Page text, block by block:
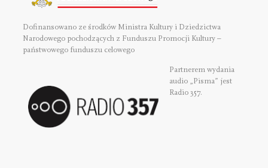
Dofinansowano ze środków Ministra Kultury i Dziedzictwa
Narodowego pochodzących z Funduszu Promocji Kultury –
państwowego funduszu celowego
Partnerem wydania
audio „Pisma” jest
Radio 357.